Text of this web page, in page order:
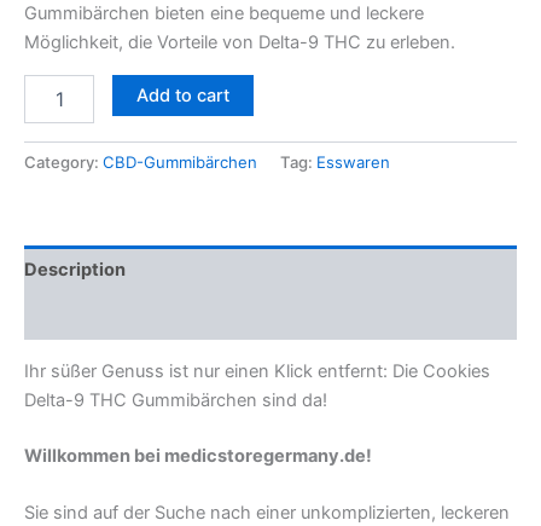
Gummibärchen bieten eine bequeme und leckere
Möglichkeit, die Vorteile von Delta-9 THC zu erleben.
Add to cart
Category: CBD-Gummibärchen Tag: Esswaren
Description
Ihr süßer Genuss ist nur einen Klick entfernt: Die Cookies
Delta-9 THC Gummibärchen sind da!
Willkommen bei medicstoregermany.de!
Sie sind auf der Suche nach einer unkomplizierten, leckeren